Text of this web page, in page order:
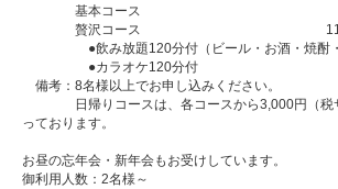
基本コース 9,000円（
贅沢コース 11,000円（
●飲み放題120分付（ビール・お酒・焼酎・
●カラオケ120分付
備考：8名様以上でお申し込みください。
日帰りコースは、各コースから3,000円（税
っております。
お昼の忘年会・新年会もお受けしています。
御利用人数：2名様～